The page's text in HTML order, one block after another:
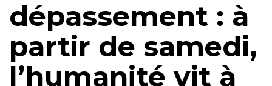
dépassement : à
partir de samedi,
l’humanité vit à